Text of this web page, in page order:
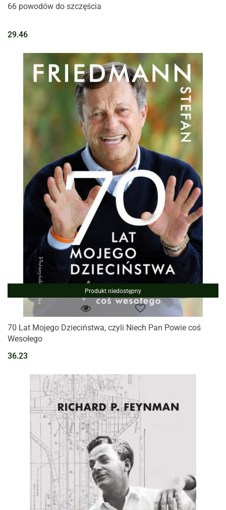
66 powodów do szczęścia
29.46
Produkt niedostępny
70 Lat Mojego Dzieciństwa, czyli Niech Pan Powie coś
Wesołego
36.23